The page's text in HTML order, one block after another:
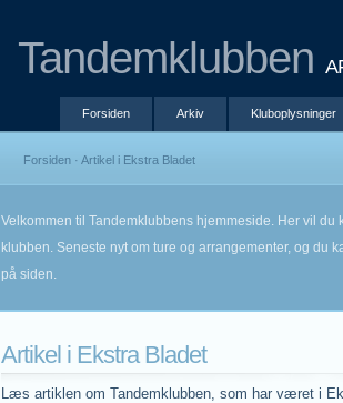
Tandemklubben
Forsiden Arkiv Kluboplysninger
Forsiden · Artikel i Ekstra Bladet
Velkommen til Tandemklubbens hjemmeside. Her vil du
klubben. Seneste nyt om ture og arrangementer, og du
på siden.
Artikel i Ekstra Bladet
Læs artiklen om Tandemklubben, som har været i